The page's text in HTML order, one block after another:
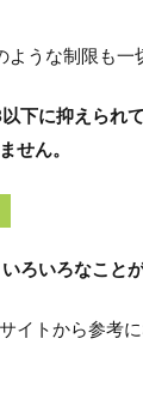
ような制限も一
下に抑えられ
せん。
ろいろなことが
イトから参考